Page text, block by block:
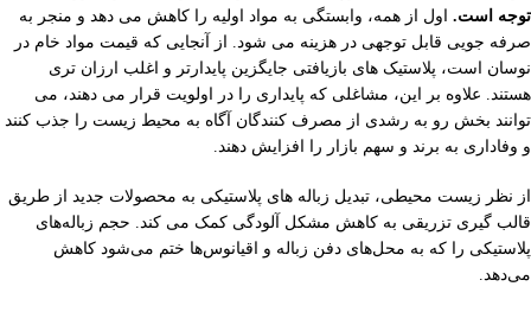
توجه است. اول از همه، وابستگی به مواد اولیه را کاهش می دهد و منجر به
صرفه جویی قابل توجهی در هزینه می شود. از آنجایی که قیمت مواد خام در
نوسان است، پلاستیک های بازیافتی جایگزین پایدارتر و اغلب ارزان تری
هستند. علاوه بر این، مشاغلی که پایداری را در اولویت قرار می دهند، می
توانند بخش رو به رشدی از مصرف کنندگان آگاه به محیط زیست را جذب کنند
و وفاداری به برند و سهم بازار را افزایش دهند.
از نظر زیست محیطی، تبدیل زباله های پلاستیکی به محصولات جدید از طریق
قالب گیری تزریقی به کاهش مشکل آلودگی کمک می کند. حجم زباله‌های
پلاستیکی را که به محل‌های دفن زباله و اقیانوس‌ها ختم می‌شود کاهش
می‌دهد.